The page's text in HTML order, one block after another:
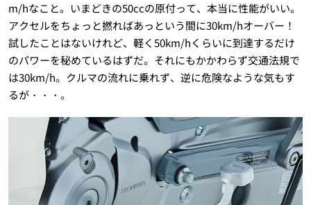
m/hなこと。いまどきの50ccの原付って、本当に性能がいい。
アクセルをちょっと撚ればあっという間に30km/hオーバー！
試したことはないけれど、軽く50km/hくらいに到達するだけ
のパワーを秘めているはずだ。それにもかかわらず交通法規で
は30km/h。クルマの流れに乗れず、逆に危険なような気もす
るが・・・。